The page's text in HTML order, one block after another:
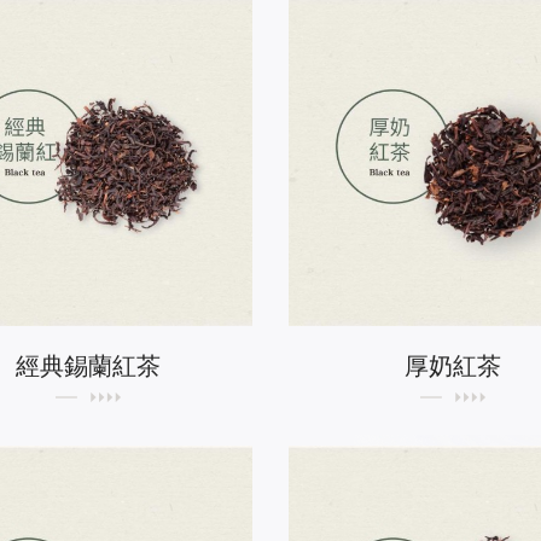
經典錫蘭紅茶 厚奶紅茶